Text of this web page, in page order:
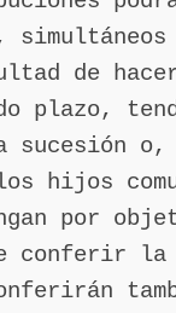
de
plazo,
sucesión o,
hijos
por
conferir